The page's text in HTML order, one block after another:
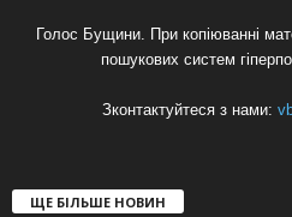
Голос Бущини. При копіюванні
пошукових систем
Зконтактуйтеся з нами:
ЩЕ БІЛЬШЕ НОВИН